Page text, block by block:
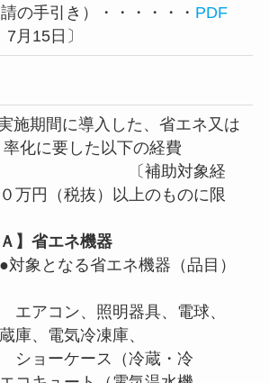
の手引き）・・・・・・ PDF
7月15日〕
施期間に導入した、省エネ又は
化に要した以下の経費
補助対象経
万円（税抜）以上のものに限
Ａ】省エネ機器
となる省エネ機器（品目）
ン、照明器具、電球、
庫、電気冷凍庫、
ケース（冷蔵・冷